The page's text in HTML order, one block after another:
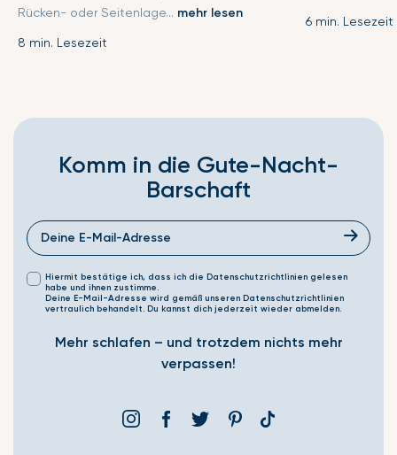
Rücken- oder Seitenlage... mehr lesen
8 min. Lesezeit
6 min. Lesezeit
Komm in die Gute-Nacht-
Barschaft
Hiermit bestätige ich, dass ich die Datenschutzrichtlinien gelesen
habe und ihnen zustimme.
Deine E-Mail-Adresse wird gemäß unseren Datenschutzrichtlinien
vertraulich behandelt. Du kannst dich jederzeit wieder abmelden.
Mehr schlafen – und trotzdem nichts mehr
verpassen!
InstagramFacebookÞjórsárdenPinterestTranslation